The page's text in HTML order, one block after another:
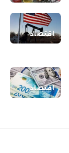
اقتصاد
اقتصاد